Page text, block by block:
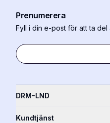
DRM-LND
Kundtjänst
Prenumerera
Fyll i din e-post för att ta